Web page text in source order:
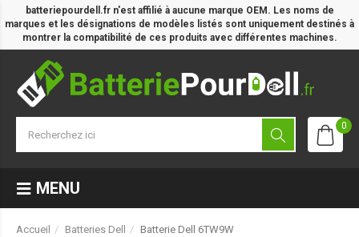
batteriepourdell.fr n'est affilié à aucune marque OEM. Les noms de
marques et les désignations de modèles listés sont uniquement destinés à
montrer la compatibilité de ces produits avec différentes machines.
0
MENU
Accueil Batteries Dell Batterie Dell 6TW9W